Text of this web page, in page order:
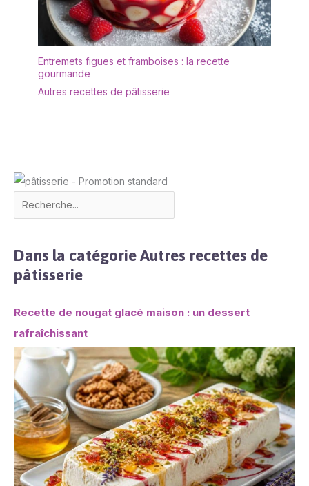
au milieu de la table
Entremets figues et framboises : la recette
gourmande
Autres recettes de pâtisserie
Dans la catégorie Autres recettes de
pâtisserie
Recette de nougat glacé maison : un dessert
rafraîchissant